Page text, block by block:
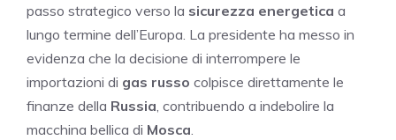
passo strategico verso la sicurezza energetica a
lungo termine dell’Europa. La presidente ha messo in
evidenza che la decisione di interrompere le
importazioni di gas russo colpisce direttamente le
finanze della Russia, contribuendo a indebolire la
macchina bellica di Mosca.